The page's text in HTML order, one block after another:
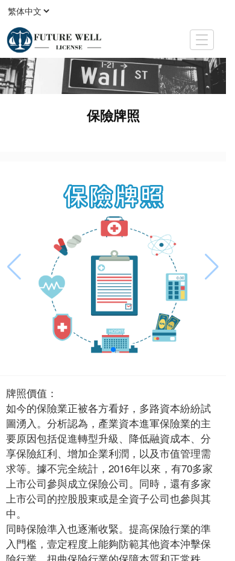
T
o
g
g
保險牌照
牌照價值：
如今的保險業正被各方看好，多路資本紛紛試
圖湧入。分析認為，產業資本進軍保險業的主
要原因包括促進轉型升級、降低融資成本、分
享保險紅利、增加企業利潤，以及市值管理需
求等。據不完全統計，2016年以來，有70多家
上市公司參與成立保險公司。同時，還有多家
上市公司的控股股東或是全資子公司也參與其
中。
同時保險準入也逐漸收緊。提高保險行業的準
入門檻，壹定程度上能夠防範其他資本沖擊保